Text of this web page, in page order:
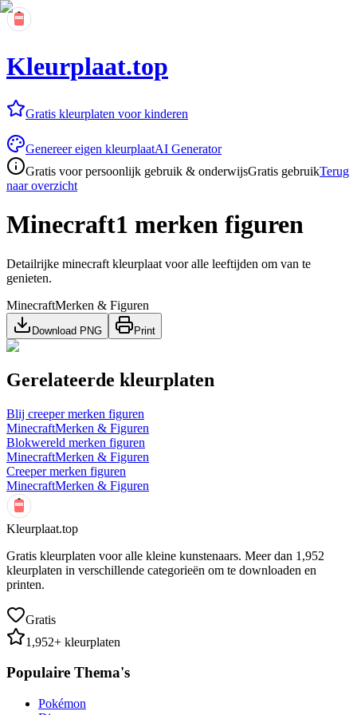
Kleurplaat.top
Gratis kleurplaten voor kinderen
Genereer eigen kleurplaatAI Generator
Gratis voor persoonlijk gebruik & onderwijsGratis gebruikTerug
naar overzicht
Minecraft1 merken figuren
Detailrijke minecraft kleurplaat voor alle leeftijden om van te
genieten.
MinecraftMerken & Figuren
Download PNG Print
Gerelateerde kleurplaten
Blij creeper merken figuren
MinecraftMerken & Figuren
Blokwereld merken figuren
MinecraftMerken & Figuren
Creeper merken figuren
MinecraftMerken & Figuren
Kleurplaat.top
Gratis kleurplaten voor alle kleine kunstenaars. Meer dan 1,952
kleurplaten in verschillende categorieën om te downloaden en
printen.
Gratis
1,952+ kleurplaten
Populaire Thema's
Pokémon